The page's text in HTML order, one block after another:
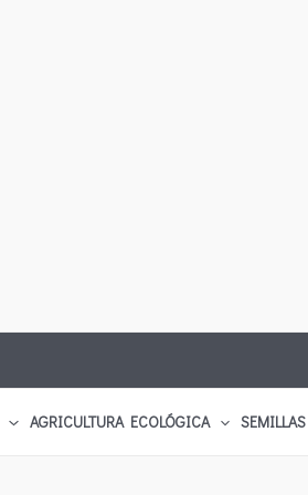
AGRICULTURA ECOLÓGICA SEMILLAS